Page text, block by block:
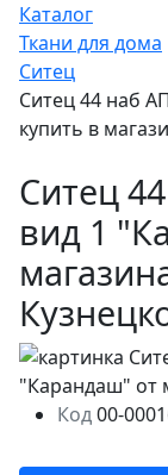
Каталог
Ткани для дома
Ситец
Ситец 44 наб
купить в
Ситец
вид 1
Код00-